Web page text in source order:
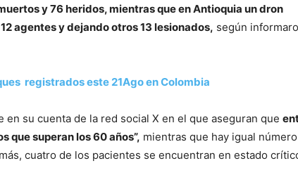
y 76 heridos, mientras que en Antioquia un dron
agentes y dejando otros 13 lesionados, según
registrados este 21Ago en Colombia
su cuenta de la red social X en el que aseguran que
que superan los 60 años”, mientras que hay igual
cuatro de los pacientes se encuentran en estado